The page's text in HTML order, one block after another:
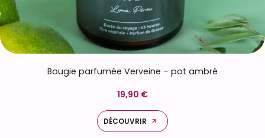
Bougie parfumée Verveine – pot ambré
19,90 €
DÉCOUVRIR